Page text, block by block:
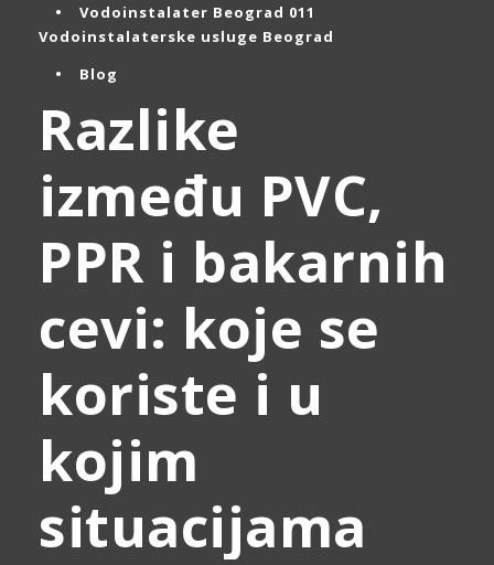
•
Vodoinstalater Beograd 011
Vodoinstalaterske usluge Beograd
•
Blog
Razlike
između PVC,
PPR i bakarnih
cevi: koje se
koriste i u
kojim
situacijama